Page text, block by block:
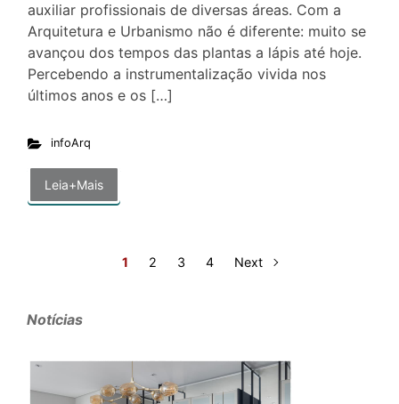
auxiliar profissionais de diversas áreas. Com a
Arquitetura e Urbanismo não é diferente: muito se
avançou dos tempos das plantas a lápis até hoje.
Percebendo a instrumentalização vivida nos
últimos anos e os […]
infoArq
Leia+Mais
1 2 3 4 Next
Notícias